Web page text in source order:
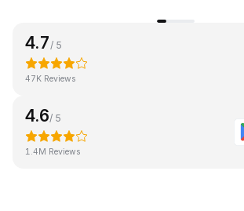
4.7/ 5
47K Reviews
4.6/ 5
1.4M Reviews